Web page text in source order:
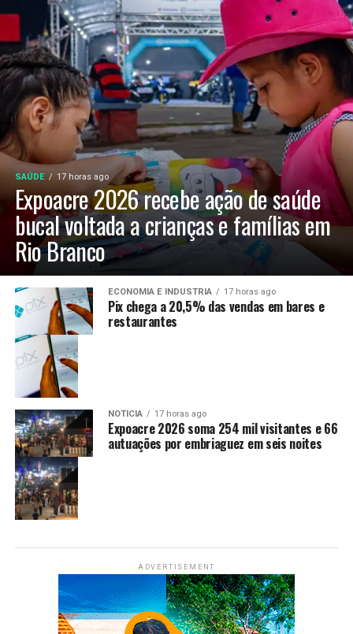
SAÚDE 17 horas ago
Expoacre 2026 recebe ação de saúde
bucal voltada a crianças e famílias em
Rio Branco
ECONOMIA E INDUSTRIA 17 horas ago
Pix chega a 20,5% das vendas em bares e
restaurantes
NOTÍCIA 17 horas ago
Expoacre 2026 soma 254 mil visitantes e 66
autuações por embriaguez em seis noites
ADVERTISEMENT